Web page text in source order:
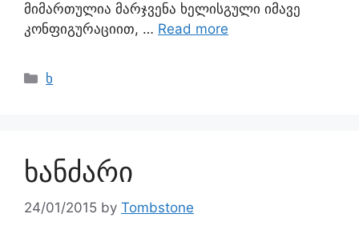
მიმართულია მარჯვენა ხელისგული იმავე
კონფიგურაციით, … Read more
ხ
ხანძარი
24/01/2015 by Tombstone